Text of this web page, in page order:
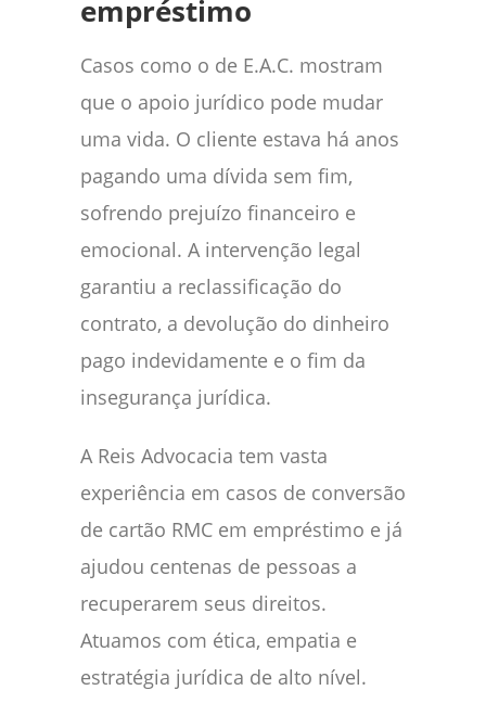
empréstimo
Casos como o de E.A.C. mostram
que o apoio jurídico pode mudar
uma vida. O cliente estava há anos
pagando uma dívida sem fim,
sofrendo prejuízo financeiro e
emocional. A intervenção legal
garantiu a reclassificação do
contrato, a devolução do dinheiro
pago indevidamente e o fim da
insegurança jurídica.
A Reis Advocacia tem vasta
experiência em casos de conversão
de cartão RMC em empréstimo e já
ajudou centenas de pessoas a
recuperarem seus direitos.
Atuamos com ética, empatia e
estratégia jurídica de alto nível.